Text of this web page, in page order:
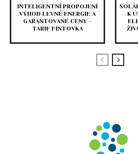
INTELIGENTNÍ PROPOJENÍ
VÝHOD LEVNÉ ENERGIE A
GARANTOVANÉ CENY –
TARIF FINTOVKA
K